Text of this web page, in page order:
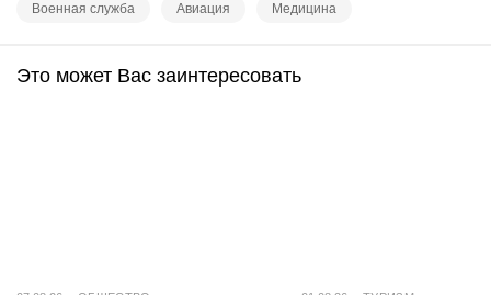
Военная служба Авиация Медицина
Это может Вас заинтересовать